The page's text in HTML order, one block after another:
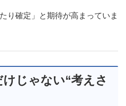
り確定」と期待が高まっていま
じゃない“考えさ